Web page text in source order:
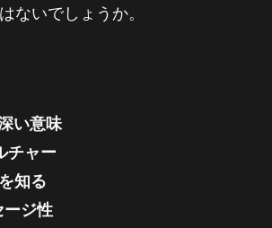
ないでしょうか。
い意味
チャー
知る
ージ性